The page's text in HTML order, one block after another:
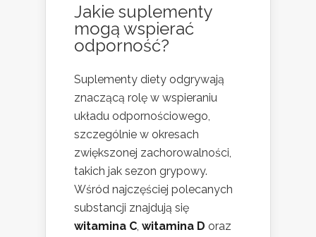
Jakie suplementy
mogą wspierać
odporność?
Suplementy diety odgrywają
znaczącą rolę w wspieraniu
układu odpornościowego,
szczególnie w okresach
zwiększonej zachorowalności,
takich jak sezon grypowy.
Wśród najczęściej polecanych
substancji znajdują się
witamina C, witamina D oraz